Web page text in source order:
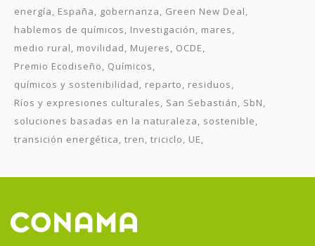
energía
España gobernanza
Green New Deal
hablemos de químicos
Investigación
mares
medio rural
movilidad Mujeres
OCDE
Premio Ecodiseño
Químicos
químicos y sostenibilidad
reparto
residuos
Ríos y expresiones culturales
San Sebastián
SbN
soluciones basadas en la naturaleza
sostenible
transición energética tren triciclo UE